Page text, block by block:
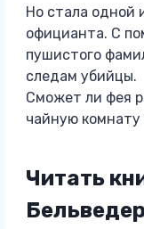
Но стала одной
официанта. С
пушистого
следам убийцы.
Сможет ли фея
чайную
Читать